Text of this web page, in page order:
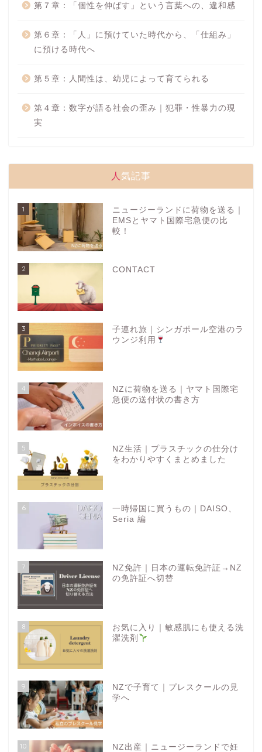
第７章：「個性を伸ばす」という言葉への、違和感
第６章：「人」に預けていた時代から、「仕組み」
に預ける時代へ
第５章：人間性は、幼児によって育てられる
第４章：数字が語る社会の歪み｜犯罪・性暴力の現
実
人気記事
1
ニュージーランドに荷物を送る｜
EMSとヤマト国際宅急便の比
較！
2 CONTACT
3
子連れ旅｜シンガポール空港のラ
ウンジ利用
4
NZに荷物を送る｜ヤマト国際宅
急便の送付状の書き方
5
NZ生活｜プラスチックの仕分け
をわかりやすくまとめました
6
一時帰国に買うもの｜DAISO、
Seria 編
7
NZ免許｜日本の運転免許証→NZ
の免許証へ切替
8
お気に入り｜敏感肌にも使える洗
濯洗剤
9
NZで子育て｜プレスクールの見
学へ
10
NZ出産｜ニュージーランドで妊